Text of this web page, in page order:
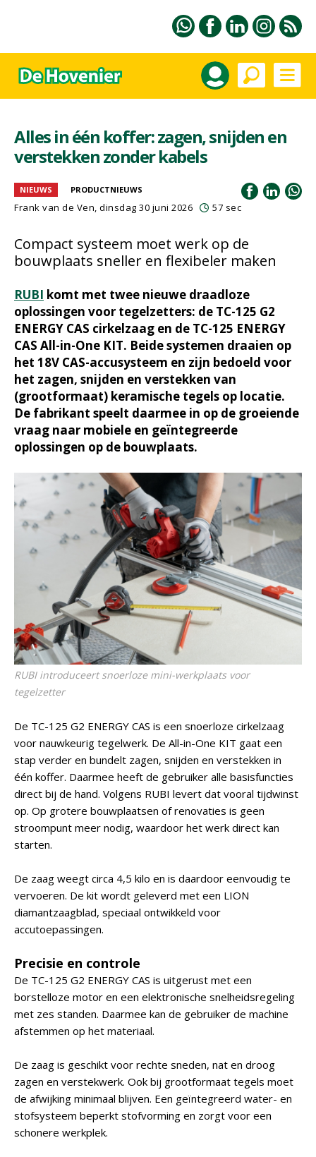
Alles in één koffer: zagen, snijden en
verstekken zonder kabels
NIEUWS PRODUCTNIEUWS
Frank van de Ven, dinsdag 30 juni 2026 57 sec
Compact systeem moet werk op de
bouwplaats sneller en flexibeler maken
RUBI komt met twee nieuwe draadloze
oplossingen voor tegelzetters: de TC-125 G2
ENERGY CAS cirkelzaag en de TC-125 ENERGY
CAS All-in-One KIT. Beide systemen draaien op
het 18V CAS-accusysteem en zijn bedoeld voor
het zagen, snijden en verstekken van
(grootformaat) keramische tegels op locatie.
De fabrikant speelt daarmee in op de groeiende
vraag naar mobiele en geïntegreerde
oplossingen op de bouwplaats.
RUBI introduceert snoerloze mini-werkplaats voor
tegelzetter
De TC-125 G2 ENERGY CAS is een snoerloze cirkelzaag
voor nauwkeurig tegelwerk. De All-in-One KIT gaat een
stap verder en bundelt zagen, snijden en verstekken in
één koffer. Daarmee heeft de gebruiker alle basisfuncties
direct bij de hand. Volgens RUBI levert dat vooral tijdwinst
op. Op grotere bouwplaatsen of renovaties is geen
stroompunt meer nodig, waardoor het werk direct kan
starten.
De zaag weegt circa 4,5 kilo en is daardoor eenvoudig te
vervoeren. De kit wordt geleverd met een LION
diamantzaagblad, speciaal ontwikkeld voor
accutoepassingen.
Precisie en controle
De TC-125 G2 ENERGY CAS is uitgerust met een
borstelloze motor en een elektronische snelheidsregeling
met zes standen. Daarmee kan de gebruiker de machine
afstemmen op het materiaal.
De zaag is geschikt voor rechte sneden, nat en droog
zagen en verstekwerk. Ook bij grootformaat tegels moet
de afwijking minimaal blijven. Een geïntegreerd water- en
stofsysteem beperkt stofvorming en zorgt voor een
schonere werkplek.